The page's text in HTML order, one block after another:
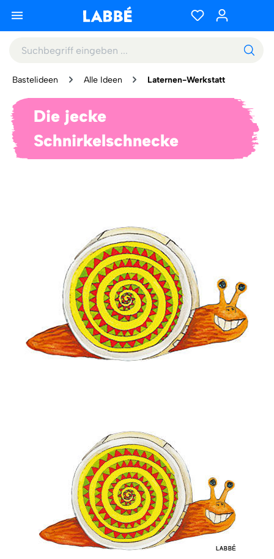
Bastelideen Alle Ideen Laternen-Werkstatt
Die jecke
Schnirkelschnecke